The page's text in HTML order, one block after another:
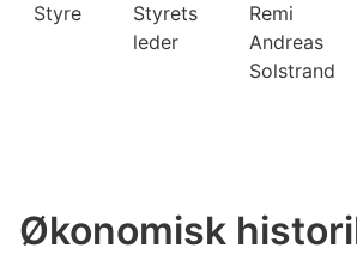
Styre
Styrets
leder
Remi
Andreas
Solstrand
Økonomisk